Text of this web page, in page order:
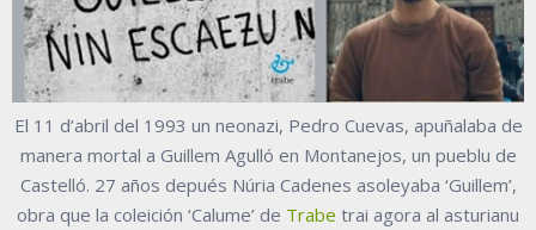
El 11 d’abril del 1993 un neonazi, Pedro Cuevas, apuñalaba de
manera mortal a Guillem Agulló en Montanejos, un pueblu de
Castelló. 27 años depués Núria Cadenes asoleyaba ‘Guillem’,
obra que la coleición ‘Calume’ de Trabe trai agora al asturianu